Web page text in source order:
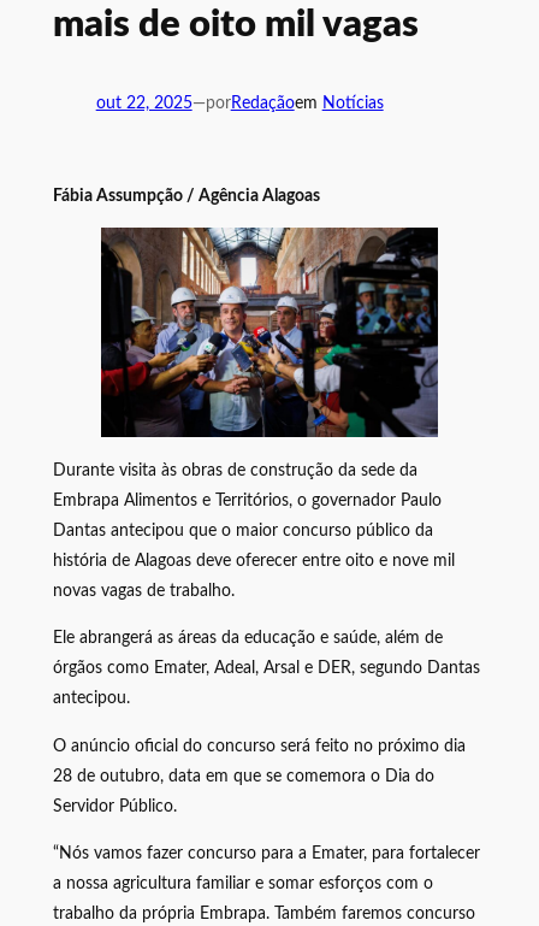
mais de oito mil vagas
out 22, 2025—porRedaçãoem Notícias
Fábia Assumpção / Agência Alagoas
Durante visita às obras de construção da sede da
Embrapa Alimentos e Territórios, o governador Paulo
Dantas antecipou que o maior concurso público da
história de Alagoas deve oferecer entre oito e nove mil
novas vagas de trabalho.
Ele abrangerá as áreas da educação e saúde, além de
órgãos como Emater, Adeal, Arsal e DER, segundo Dantas
antecipou.
O anúncio oficial do concurso será feito no próximo dia
28 de outubro, data em que se comemora o Dia do
Servidor Público.
“Nós vamos fazer concurso para a Emater, para fortalecer
a nossa agricultura familiar e somar esforços com o
trabalho da própria Embrapa. Também faremos concurso